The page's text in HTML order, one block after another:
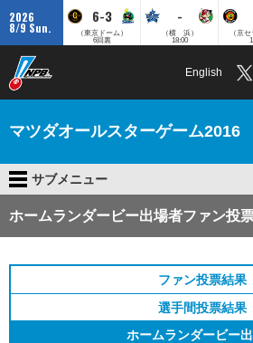
2026
8/9 Sun.
6-3
（東京ドーム）
6回裏
-
（横 浜）
18:00
（京セ
English
マツダオールスターゲーム2016
サブメニュー
ホームランダービー出場者ファン投
ファン投票結果
選手間投票結果
ホームランダービー